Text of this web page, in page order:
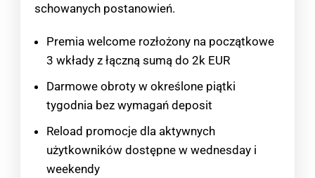
schowanych postanowień.
Premia welcome rozłożony na początkowe
3 wkłady z łączną sumą do 2k EUR
Darmowe obroty w określone piątki
tygodnia bez wymagań deposit
Reload promocje dla aktywnych
użytkowników dostępne w wednesday i
weekendy